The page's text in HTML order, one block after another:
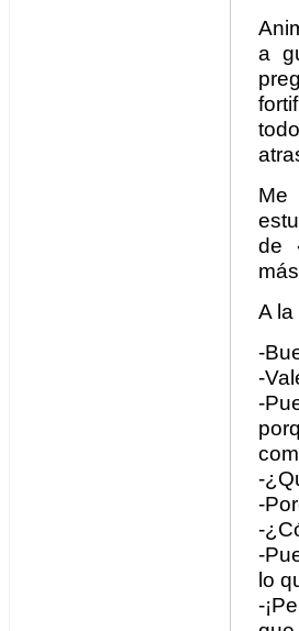
a
Me
de
A la
-
-
-
-
-
-
-
lo
-